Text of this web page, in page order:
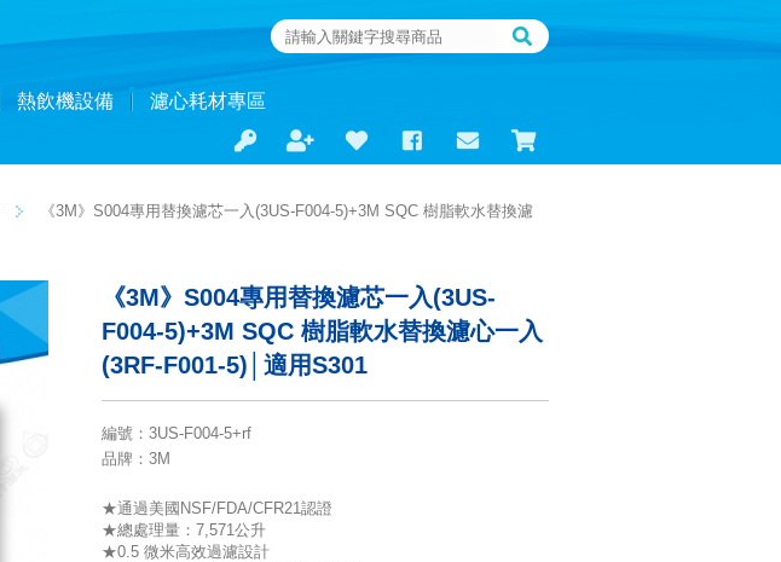
熱飲機設備 濾心耗材專區
《3M》S004專用替換濾芯一入(3US-F004-5)+3M SQC 樹脂軟水替換濾
《3M》S004專用替換濾芯一入(3US-
F004-5)+3M SQC 樹脂軟水替換濾心一入
(3RF-F001-5)│適用S301
編號 ： 3US-F004-5+rf
品牌 ：3M
★通過美國NSF/FDA/CFR21認證
★總處理量：7,571公升
★0.5 微米高效過濾設計